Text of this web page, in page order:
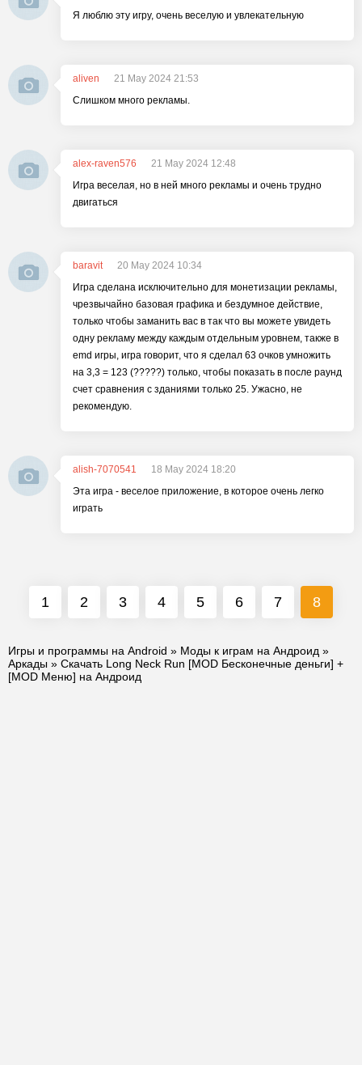
Я люблю эту игру, очень веселую и увлекательную
aliven
21 May 2024 21:53
Слишком много рекламы.
alex-raven576
21 May 2024 12:48
Игра веселая, но в ней много рекламы и очень трудно
двигаться
baravit
20 May 2024 10:34
Игра сделана исключительно для монетизации рекламы,
чрезвычайно базовая графика и бездумное действие,
только чтобы заманить вас в так что вы можете увидеть
одну рекламу между каждым отдельным уровнем, также в
emd игры, игра говорит, что я сделал 63 очков умножить
на 3,3 = 123 (?????) только, чтобы показать в после раунд
счет сравнения с зданиями только 25. Ужасно, не
рекомендую.
alish-7070541
18 May 2024 18:20
Эта игра - веселое приложение, в которое очень легко
играть
1 2 3 4 5 6 7 8
Игры и программы на Android » Моды к играм на Андроид »
Аркады » Скачать Long Neck Run [MOD Бесконечные деньги] +
[MOD Меню] на Андроид